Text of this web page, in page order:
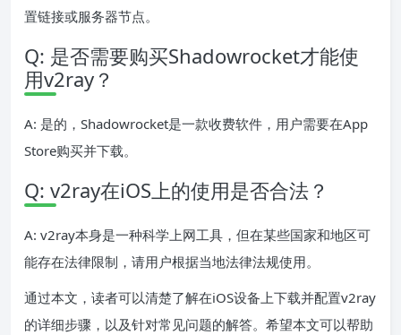
置链接或服务器节点。
Q: 是否需要购买Shadowrocket才能使
用v2ray？
A: 是的，Shadowrocket是一款收费软件，用户需要在App
Store购买并下载。
Q: v2ray在iOS上的使用是否合法？
A: v2ray本身是一种科学上网工具，但在某些国家和地区可
能存在法律限制，请用户根据当地法律法规使用。
通过本文，读者可以清楚了解在iOS设备上下载并配置v2ray
的详细步骤，以及针对常见问题的解答。希望本文可以帮助